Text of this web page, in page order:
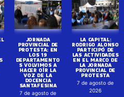
JORNADA
PROVINCIAL DE
PROTESTA: EN
LOS 19
DEPARTAMENTO
S VOLVIMOS A
HACER OÍR LA
VOZ DE LA
DOCENCIA
SANTAFESINA
7 de agosto de
LA CAPITAL:
RODRIGO ALONSO
PARTICIPÓ DE
LAS ACTIVIDADES
EN EL MARCO DE
LA JORNADA
PROVINCIAL DE
PROTESTA
7 de agosto de
2026